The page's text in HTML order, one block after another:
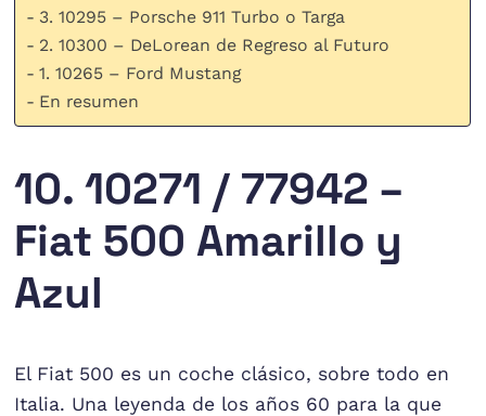
3. 10295 – Porsche 911 Turbo o Targa
2. 10300 – DeLorean de Regreso al Futuro
1. 10265 – Ford Mustang
En resumen
10. 10271 / 77942 –
Fiat 500 Amarillo y
Azul
El Fiat 500 es un coche clásico, sobre todo en
Italia. Una leyenda de los años 60 para la que